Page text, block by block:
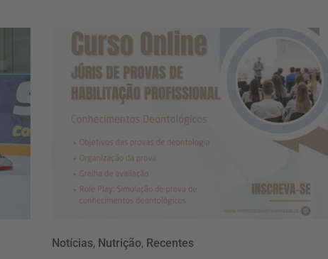
Notícias, Nutrição, Recentes